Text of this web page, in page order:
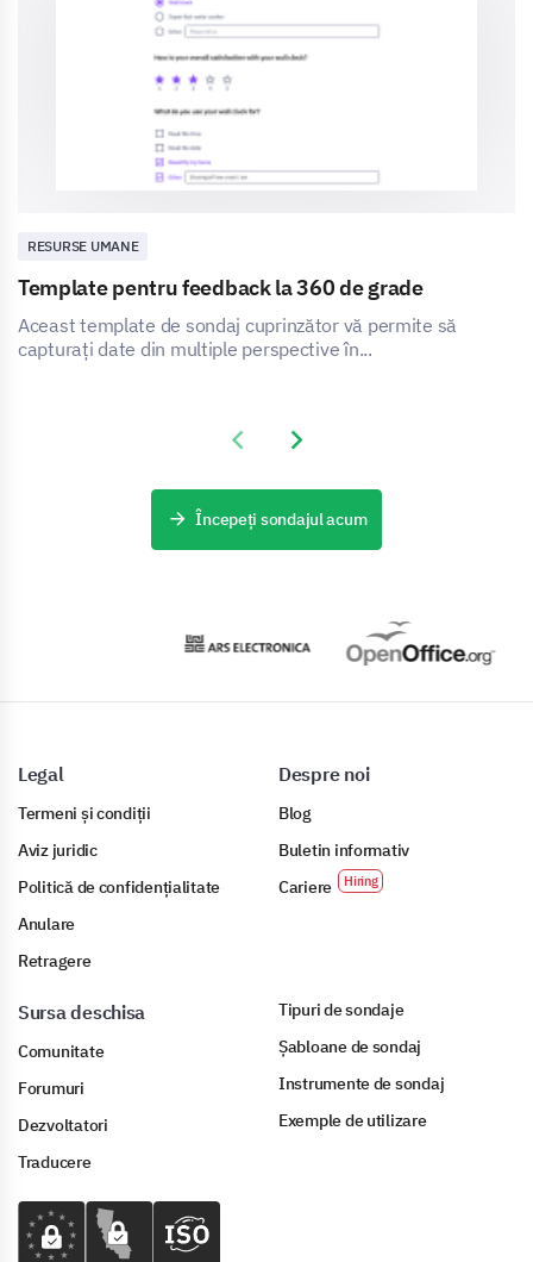
RESURSE UMANE
Template pentru feedback la 360 de grade
Aceast template de sondaj cuprinzător vă permite să
capturați date din multiple perspective în...
Previous slide
Next slide
Începeți sondajul acum
Legal
Termeni și condiții
Aviz juridic
Politică de confidențialitate
Anulare
Retragere
Despre noi
Blog
Buletin informativ
Cariere
Sursa deschisa
Comunitate
Forumuri
Dezvoltatori
Traducere
Tipuri de sondaje
Șabloane de sondaj
Instrumente de sondaj
Exemple de utilizare